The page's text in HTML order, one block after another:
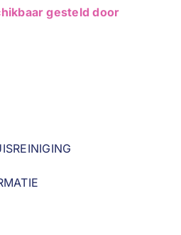
gesteld door